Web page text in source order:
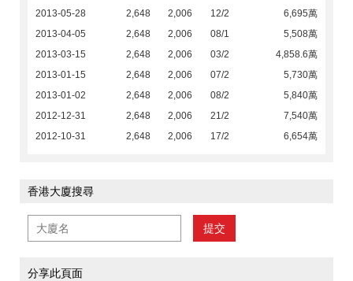
2013-05-28
2,648 2,006 12/2
6,695萬
2013-04-05
2,648 2,006 08/1
5,508萬
2013-03-15
2,648 2,006 03/2
4,858.6萬
2013-01-15
2,648 2,006 07/2
5,730萬
2013-01-02
2,648 2,006 08/2
5,840萬
2012-12-31
2,648 2,006 21/2
7,540萬
2012-10-31
2,648 2,006 17/2 6,654萬
香港大廈搜尋
提交
分享此頁面